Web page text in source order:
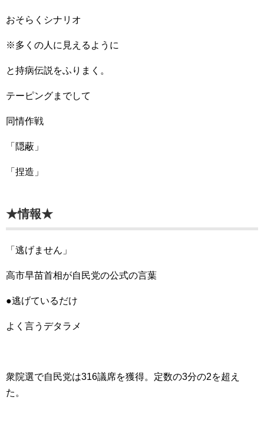
おそらくシナリオ
※多くの人に見えるように
と持病伝説をふりまく。
テーピングまでして
同情作戦
「隠蔽」
「捏造」
★情報★
「逃げません」
高市早苗首相が自民党の公式の言葉
●逃げているだけ
よく言うデタラメ
衆院選で自民党は316議席を獲得。定数の3分の2を超え
た。